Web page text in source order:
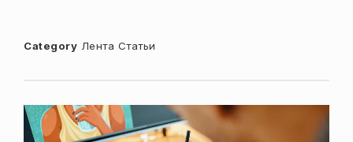
Category Лента Статьи